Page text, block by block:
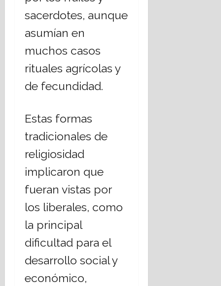
sacerdotes, aunque
asumían en
muchos casos
rituales agrícolas y
de fecundidad.
Estas formas
tradicionales de
religiosidad
implicaron que
fueran vistas por
los liberales, como
la principal
dificultad para el
desarrollo social y
económico,